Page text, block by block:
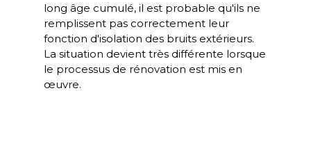
long âge cumulé, il est probable qu'ils ne
remplissent pas correctement leur
fonction d'isolation des bruits extérieurs.
La situation devient très différente lorsque
le processus de rénovation est mis en
œuvre.